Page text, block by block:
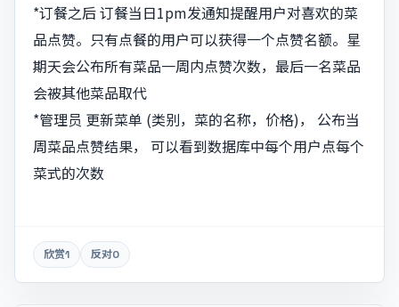
*订餐之后 订餐当日1pm发通知提醒用户对喜欢的菜
品点赞。只有点餐的用户可以获得一个点赞名额。星
期天会公布所有菜品一周内点赞次数，最后一名菜品
会被其他菜品取代
*管理员 更新菜单 (类别，菜的名称，价格)， 公布当
周菜品点赞结果， 可以看到数据库中每个用户点每个
菜式的次数
欣赏1 反对0